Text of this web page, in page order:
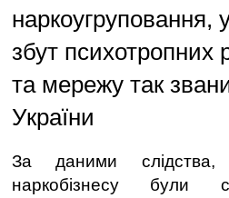
наркоугруповання,
збут психотропних
та мережу так
України
За даними слідства,
наркобізнесу були